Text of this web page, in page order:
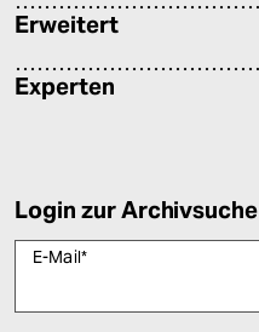
Erweitert
Experten
Login zur Archivsuche
E-Mail*